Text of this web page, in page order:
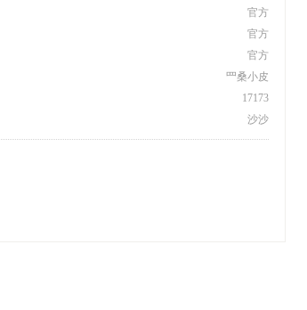
官方
官方
官方
罒桑小皮
17173
沙沙